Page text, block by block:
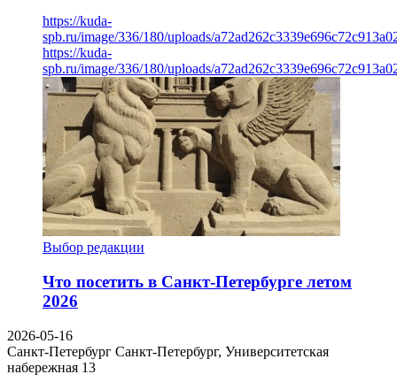
https://kuda-
spb.ru/image/336/180/uploads/
https://kuda-
spb.ru/image/336/180/uploads/
Выбор редакции
Что посетить в Санкт-Петербурге летом
2026
2026-05-16
Санкт-Петербург Санкт-Петербург, Университетская
набережная 13